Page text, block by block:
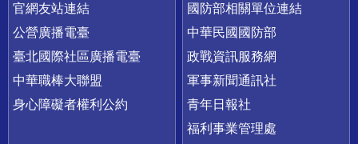
官網友站連結
公營廣播電臺
臺北國際社區廣播電臺
中華職棒大聯盟
身心障礙者權利公約
國防部相關單位連結
中華民國國防部
政戰資訊服務網
軍事新聞通訊社
青年日報社
福利事業管理處